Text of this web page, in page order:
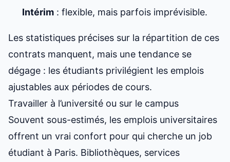
Intérim : flexible, mais parfois imprévisible.
Les statistiques précises sur la répartition de ces
contrats manquent, mais une tendance se
dégage : les étudiants privilégient les emplois
ajustables aux périodes de cours.
Travailler à l’université ou sur le campus
Souvent sous-estimés, les emplois universitaires
offrent un vrai confort pour qui cherche un job
étudiant à Paris. Bibliothèques, services